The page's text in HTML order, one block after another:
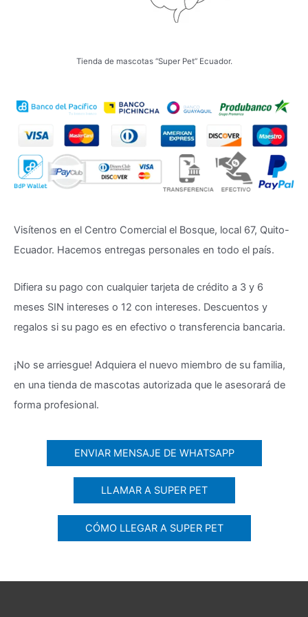
Tienda de mascotas “Super Pet” Ecuador.
Visítenos en el Centro Comercial el Bosque, local 67, Quito-
Ecuador. Hacemos entregas personales en todo el país.
Difiera su pago con cualquier tarjeta de crédito a 3 y 6
meses SIN intereses o 12 con intereses. Descuentos y
regalos si su pago es en efectivo o transferencia bancaria.
¡No se arriesgue! Adquiera el nuevo miembro de su familia,
en una tienda de mascotas autorizada que le asesorará de
forma profesional.
ENVIAR MENSAJE DE WHATSAPP
LLAMAR A SUPER PET
CÓMO LLEGAR A SUPER PET